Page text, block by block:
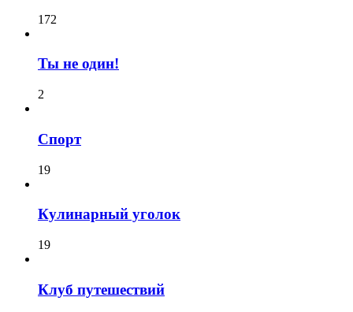
172
Ты не один!
2
Спорт
19
Кулинарный уголок
19
Клуб путешествий